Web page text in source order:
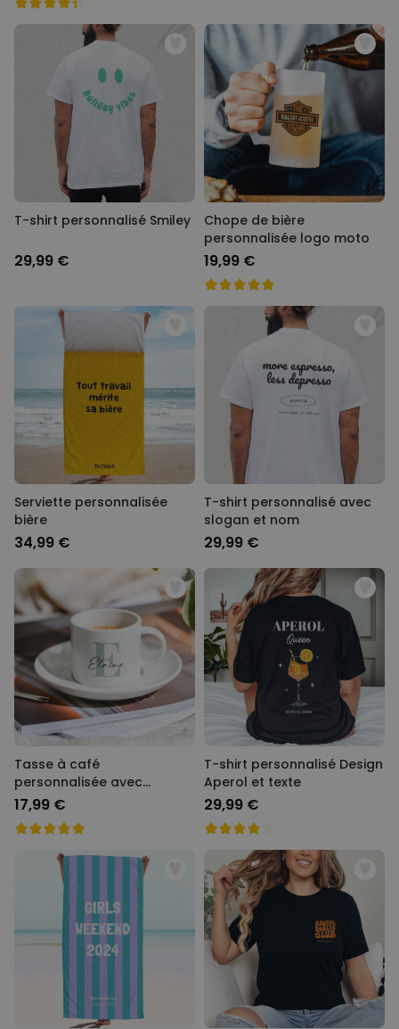
T-shirt personnalisé Smiley
29,99 €
Chope de bière
personnalisée logo moto
19,99 €
Serviette personnalisée
bière
34,99 €
T-shirt personnalisé avec
slogan et nom
29,99 €
Tasse à café
personnalisée avec
monogramme
17,99 €
T-shirt personnalisé Design
Aperol et texte
29,99 €